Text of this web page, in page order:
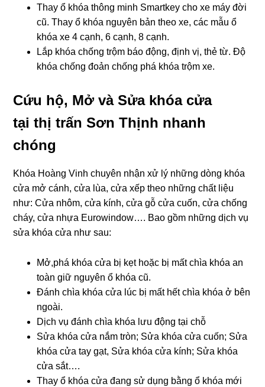
Thay ổ khóa thông minh Smartkey cho xe máy đời
cũ. Thay ổ khóa nguyên bản theo xe, các mẫu ổ
khóa xe 4 cạnh, 6 cạnh, 8 cạnh.
Lắp khóa chống trộm báo động, định vị, thẻ từ. Độ
khóa chống đoản chống phá khóa trộm xe.
Cứu hộ, Mở và Sửa khóa cửa
tại thị trấn Sơn Thịnh nhanh
chóng
Khóa Hoàng Vinh chuyên nhận xử lý những dòng khóa
cửa mở cánh, cửa lùa, cửa xếp theo những chất liệu
như: Cửa nhôm, cửa kính, cửa gỗ cửa cuốn, cửa chống
cháy, cửa nhựa Eurowindow…. Bao gồm những dịch vụ
sửa khóa cửa như sau:
Mở,phá khóa cửa bị kẹt hoặc bị mất chìa khóa an
toàn giữ nguyên ổ khóa cũ.
Đánh chìa khóa cửa lúc bị mất hết chìa khóa ở bên
ngoài.
Dịch vụ đánh chìa khóa lưu động tại chỗ
Sửa khóa cửa nắm tròn; Sửa khóa cửa cuốn; Sửa
khóa cửa tay gạt, Sửa khóa cửa kính; Sửa khóa
cửa sắt….
Thay ổ khóa cửa đang sử dụng bằng ổ khóa mới